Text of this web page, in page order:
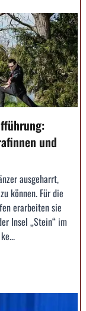
und
ausgeharrt,
können. Für die
erarbeiten sie
Insel „Stein“ im